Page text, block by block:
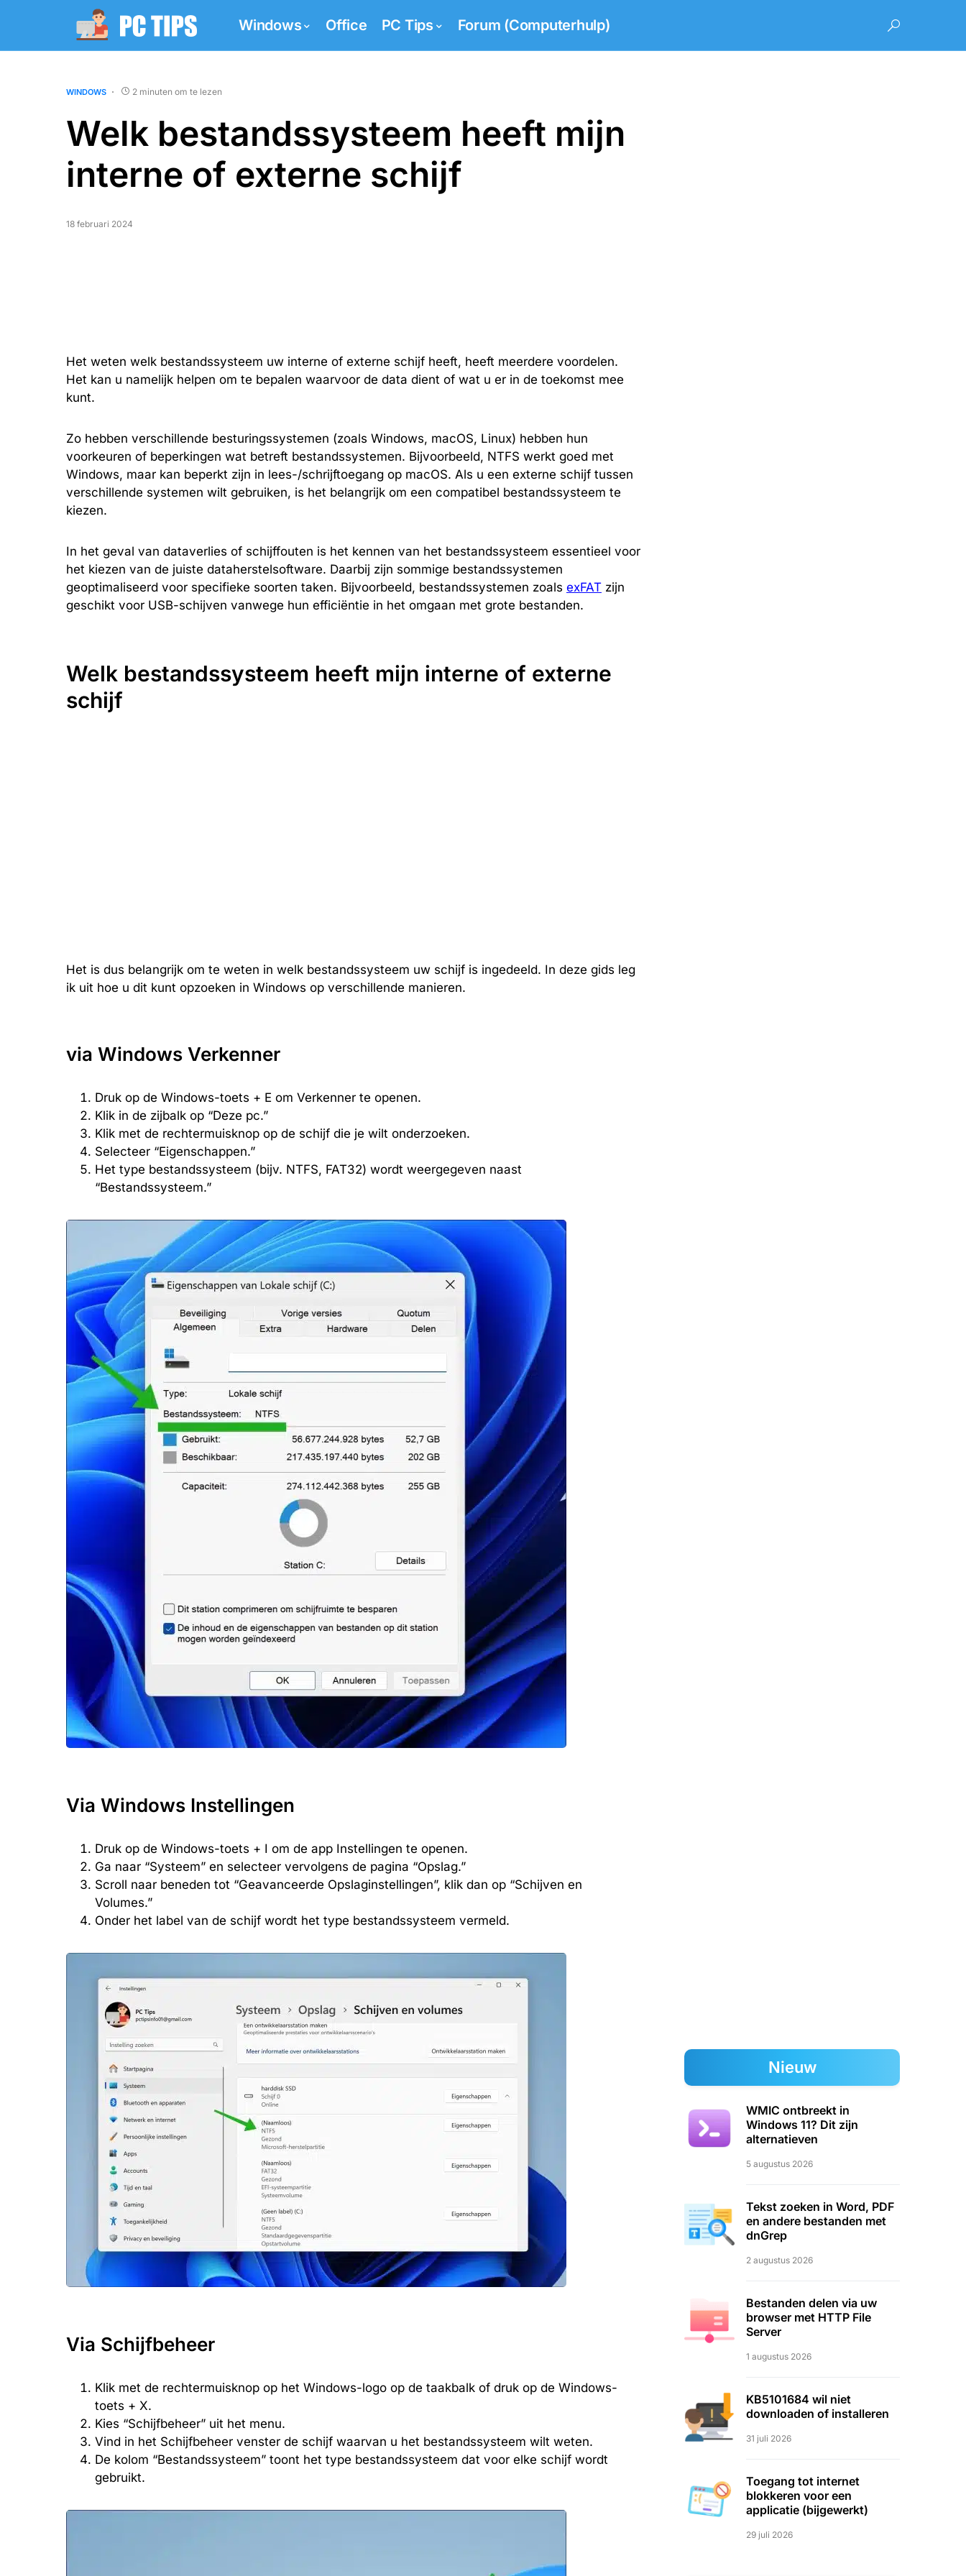
Windows Office PC Tips Forum (Computerhulp)
WINDOWS 2 minuten om te lezen
Welk bestandssysteem heeft mijn
interne of externe schijf
18 februari 2024
Het weten welk bestandssysteem uw interne of externe schijf heeft, heeft meerdere voordelen.
Het kan u namelijk helpen om te bepalen waarvoor de data dient of wat u er in de toekomst mee
kunt.
Zo hebben verschillende besturingssystemen (zoals Windows, macOS, Linux) hebben hun
voorkeuren of beperkingen wat betreft bestandssystemen. Bijvoorbeeld, NTFS werkt goed met
Windows, maar kan beperkt zijn in lees-/schrijftoegang op macOS. Als u een externe schijf tussen
verschillende systemen wilt gebruiken, is het belangrijk om een compatibel bestandssysteem te
kiezen.
In het geval van dataverlies of schijffouten is het kennen van het bestandssysteem essentieel voor
het kiezen van de juiste dataherstelsoftware. Daarbij zijn sommige bestandssystemen
geoptimaliseerd voor specifieke soorten taken. Bijvoorbeeld, bestandssystemen zoals exFAT zijn
geschikt voor USB-schijven vanwege hun efficiëntie in het omgaan met grote bestanden.
Welk bestandssysteem heeft mijn interne of externe
schijf
Het is dus belangrijk om te weten in welk bestandssysteem uw schijf is ingedeeld. In deze gids leg
ik uit hoe u dit kunt opzoeken in Windows op verschillende manieren.
via Windows Verkenner
Druk op de Windows-toets + E om Verkenner te openen.
Klik in de zijbalk op “Deze pc.”
Klik met de rechtermuisknop op de schijf die je wilt onderzoeken.
Selecteer “Eigenschappen.”
Het type bestandssysteem (bijv. NTFS, FAT32) wordt weergegeven naast
“Bestandssysteem.”
Via Windows Instellingen
Druk op de Windows-toets + I om de app Instellingen te openen.
Ga naar “Systeem” en selecteer vervolgens de pagina “Opslag.”
Scroll naar beneden tot “Geavanceerde Opslaginstellingen”, klik dan op “Schijven en
Volumes.”
Onder het label van de schijf wordt het type bestandssysteem vermeld.
Via Schijfbeheer
Klik met de rechtermuisknop op het Windows-logo op de taakbalk of druk op de Windows-
toets + X.
Kies “Schijfbeheer” uit het menu.
Vind in het Schijfbeheer venster de schijf waarvan u het bestandssysteem wilt weten.
De kolom “Bestandssysteem” toont het type bestandssysteem dat voor elke schijf wordt
gebruikt.
Nieuw
WMIC ontbreekt in
Windows 11? Dit zijn
alternatieven
5 augustus 2026
Tekst zoeken in Word, PDF
en andere bestanden met
dnGrep
2 augustus 2026
Bestanden delen via uw
browser met HTTP File
Server
1 augustus 2026
KB5101684 wil niet
downloaden of installeren
31 juli 2026
Toegang tot internet
blokkeren voor een
applicatie (bijgewerkt)
29 juli 2026